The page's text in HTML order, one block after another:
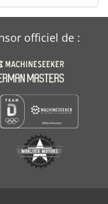
officiel de :